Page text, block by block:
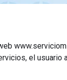
el